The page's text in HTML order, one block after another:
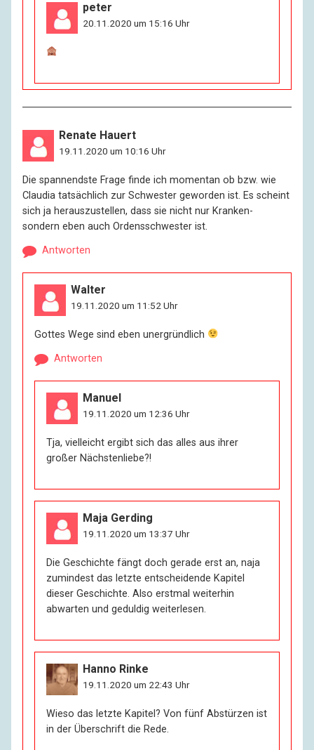
peter
20.11.2020 um 15:16 Uhr
Renate Hauert
19.11.2020 um 10:16 Uhr
Die spannendste Frage finde ich momentan ob bzw. wie
Claudia tatsächlich zur Schwester geworden ist. Es scheint
sich ja herauszustellen, dass sie nicht nur Kranken-
sondern eben auch Ordensschwester ist.
Antworten
Walter
19.11.2020 um 11:52 Uhr
Gottes Wege sind eben unergründlich
Antworten
Manuel
19.11.2020 um 12:36 Uhr
Tja, vielleicht ergibt sich das alles aus ihrer
großer Nächstenliebe?!
Maja Gerding
19.11.2020 um 13:37 Uhr
Die Geschichte fängt doch gerade erst an, naja
zumindest das letzte entscheidende Kapitel
dieser Geschichte. Also erstmal weiterhin
abwarten und geduldig weiterlesen.
Hanno Rinke
19.11.2020 um 22:43 Uhr
Wieso das letzte Kapitel? Von fünf Abstürzen ist
in der Überschrift die Rede.